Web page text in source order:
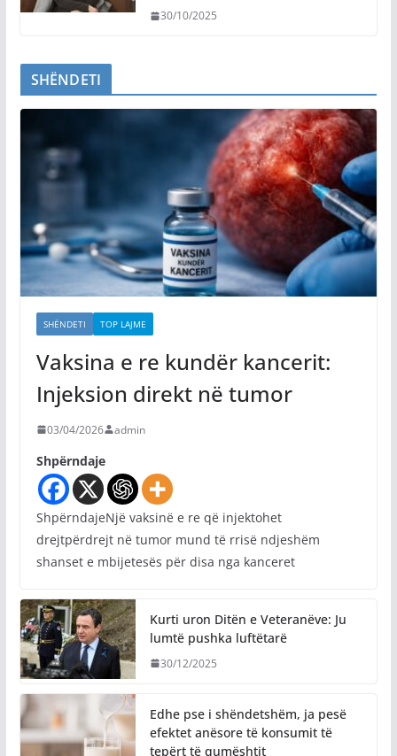
30/10/2025
SHËNDETI
SHËNDETI TOP LAJME
Vaksina e re kundër kancerit:
Injeksion direkt në tumor
03/04/2026 admin
Shpërndaje
ShpërndajeNjë vaksinë e re që injektohet
drejtpërdrejt në tumor mund të rrisë ndjeshëm
shanset e mbijetesës për disa nga kanceret
Kurti uron Ditën e Veteranëve: Ju
lumtë pushka luftëtarë
30/12/2025
Edhe pse i shëndetshëm, ja pesë
efektet anësore të konsumit të
tepërt të qumështit